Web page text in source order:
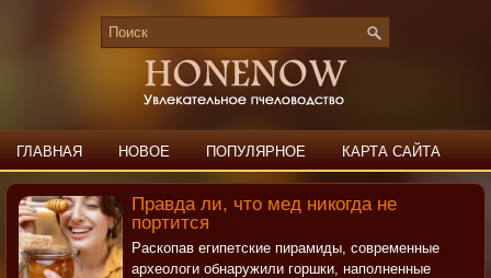
ГЛАВНАЯ НОВОЕ ПОПУЛЯРНОЕ КАРТА САЙТА
ПОИСК КОНТАКТЫ
Правда ли, что мед никогда не
портится
Раскопав египетские пирамиды, современные
археологи обнаружили горшки, наполненные